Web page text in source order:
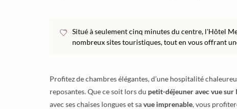
Situé à seulement cinq minutes du centre, l'Hôtel
nombreux sites touristiques, tout en vous offrant
Profitez de chambres élégantes, d’une hospitalité
reposantes. Que ce soit lors du petit-déjeuner avec vue sur
avec ses chaises longues et savue imprenable, vous